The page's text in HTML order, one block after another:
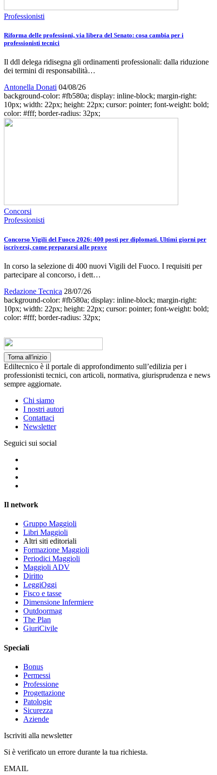
Professionisti
Riforma delle professioni, via libera del Senato: cosa cambia per i
professionisti tecnici
Il ddl delega ridisegna gli ordinamenti professionali: dalla riduzione
dei termini di responsabilità…
Antonella Donati 04/08/26
background-color: #fb580a; display: inline-block; margin-right:
10px; width: 22px; height: 22px; cursor: pointer; font-weight: bold;
color: #fff; border-radius: 32px;
Concorsi
Professionisti
Concorso Vigili del Fuoco 2026: 400 posti per diplomati. Ultimi giorni per
iscriversi, come prepararsi alle prove
In corso la selezione di 400 nuovi Vigili del Fuoco. I requisiti per
partecipare al concorso, i dett…
Redazione Tecnica 28/07/26
background-color: #fb580a; display: inline-block; margin-right:
10px; width: 22px; height: 22px; cursor: pointer; font-weight: bold;
color: #fff; border-radius: 32px;
Torna all'inizio
Ediltecnico è il portale di approfondimento sull’edilizia per i
professionisti tecnici, con articoli, normativa, giurisprudenza e news
sempre aggiornate.
Chi siamo
I nostri autori
Contattaci
Newsletter
Seguici sui social
Il network
Gruppo Maggioli
Libri Maggioli
Altri siti editoriali
Formazione Maggioli
Periodici Maggioli
Maggioli ADV
Diritto
LeggiOggi
Fisco e tasse
Dimensione Infermiere
Outdoormag
The Plan
GiuriCivile
Speciali
Bonus
Permessi
Professione
Progettazione
Patologie
Sicurezza
Aziende
Iscriviti alla newsletter
Si è verificato un errore durante la tua richiesta.
EMAIL